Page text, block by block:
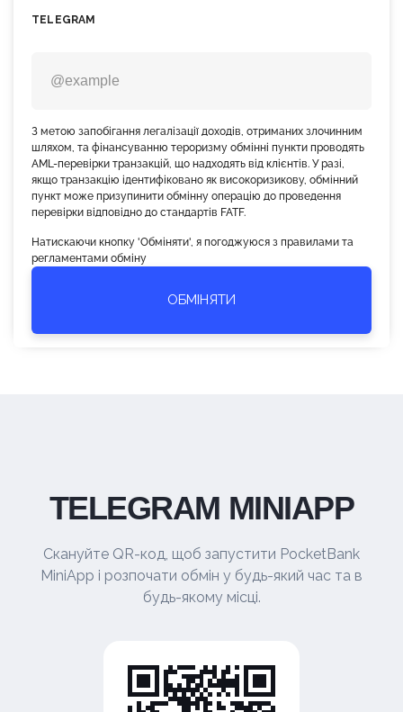
TELEGRAM
З метою запобігання легалізації доходів, отриманих злочинним
шляхом, та фінансуванню тероризму обмінні пункти проводять
AML-перевірки транзакцій, що надходять від клієнтів. У разі,
якщо транзакцію ідентифіковано як високоризикову, обмінний
пункт може призупинити обмінну операцію до проведення
перевірки відповідно до стандартів FATF.
Натискаючи кнопку 'Обміняти', я погоджуюся з правилами та
регламентами обміну
ОБМІНЯТИ
TELEGRAM MINIAPP
Скануйте QR-код, щоб запустити PocketBank
MiniApp і розпочати обмін у будь-який час та в
будь-якому місці.